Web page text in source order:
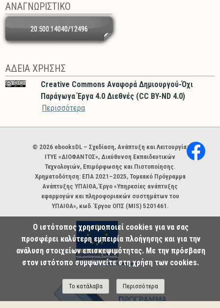
ΑΝΑΓΝΩΡΙΣΤΙΚΟ
20.500.14040/12496
ΑΔΕΙΑ ΧΡΗΣΗΣ
Creative Commons Αναφορά Δημιουργού-Όχι
Παράγωγα Έργα 4.0 Διεθνές (CC BY-ND 4.0)
Περισσότερα
Χορηγοί και φορείς
© 2026 ebooksDL – Σχεδίαση, Ανάπτυξη και Λειτουργία:
ΙΤΥΕ «ΔΙΟΦΑΝΤΟΣ», Διεύθυνση Εκπαιδευτικών
Τεχνολογιών, Επιμόρφωσης και Πιστοποίησης.
Χρηματοδότηση: ΕΠΑ 2021–2025, Τομεακό Πρόγραμμα
Ανάπτυξης ΥΠΑΙΘΑ, Έργο «Υπηρεσίες ανάπτυξης
εφαρμογών και πληροφοριακών συστημάτων του
ΥΠΑΙΘΑ», κωδ. Έργου ΟΠΣ (MIS) 5201461.
Ο ιστότοπος χρησιμοποιεί cookies για να σας
προσφέρει καλύτερη εμπειρία πλοήγησης και για την
ανάλυση στοιχείων επισκεψιμότητας. Με την πρόσβαση
στον ιστότοπο συμφωνείτε στη χρήση των cookies.
Το κατάλαβα Περισσότερα